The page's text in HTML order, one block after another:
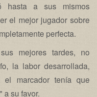
hasta a sus mismos
el mejor jugador sobre
perfecta.
mejores tardes, no
la labor desarrollada,
el marcador tenía que
a su favor.